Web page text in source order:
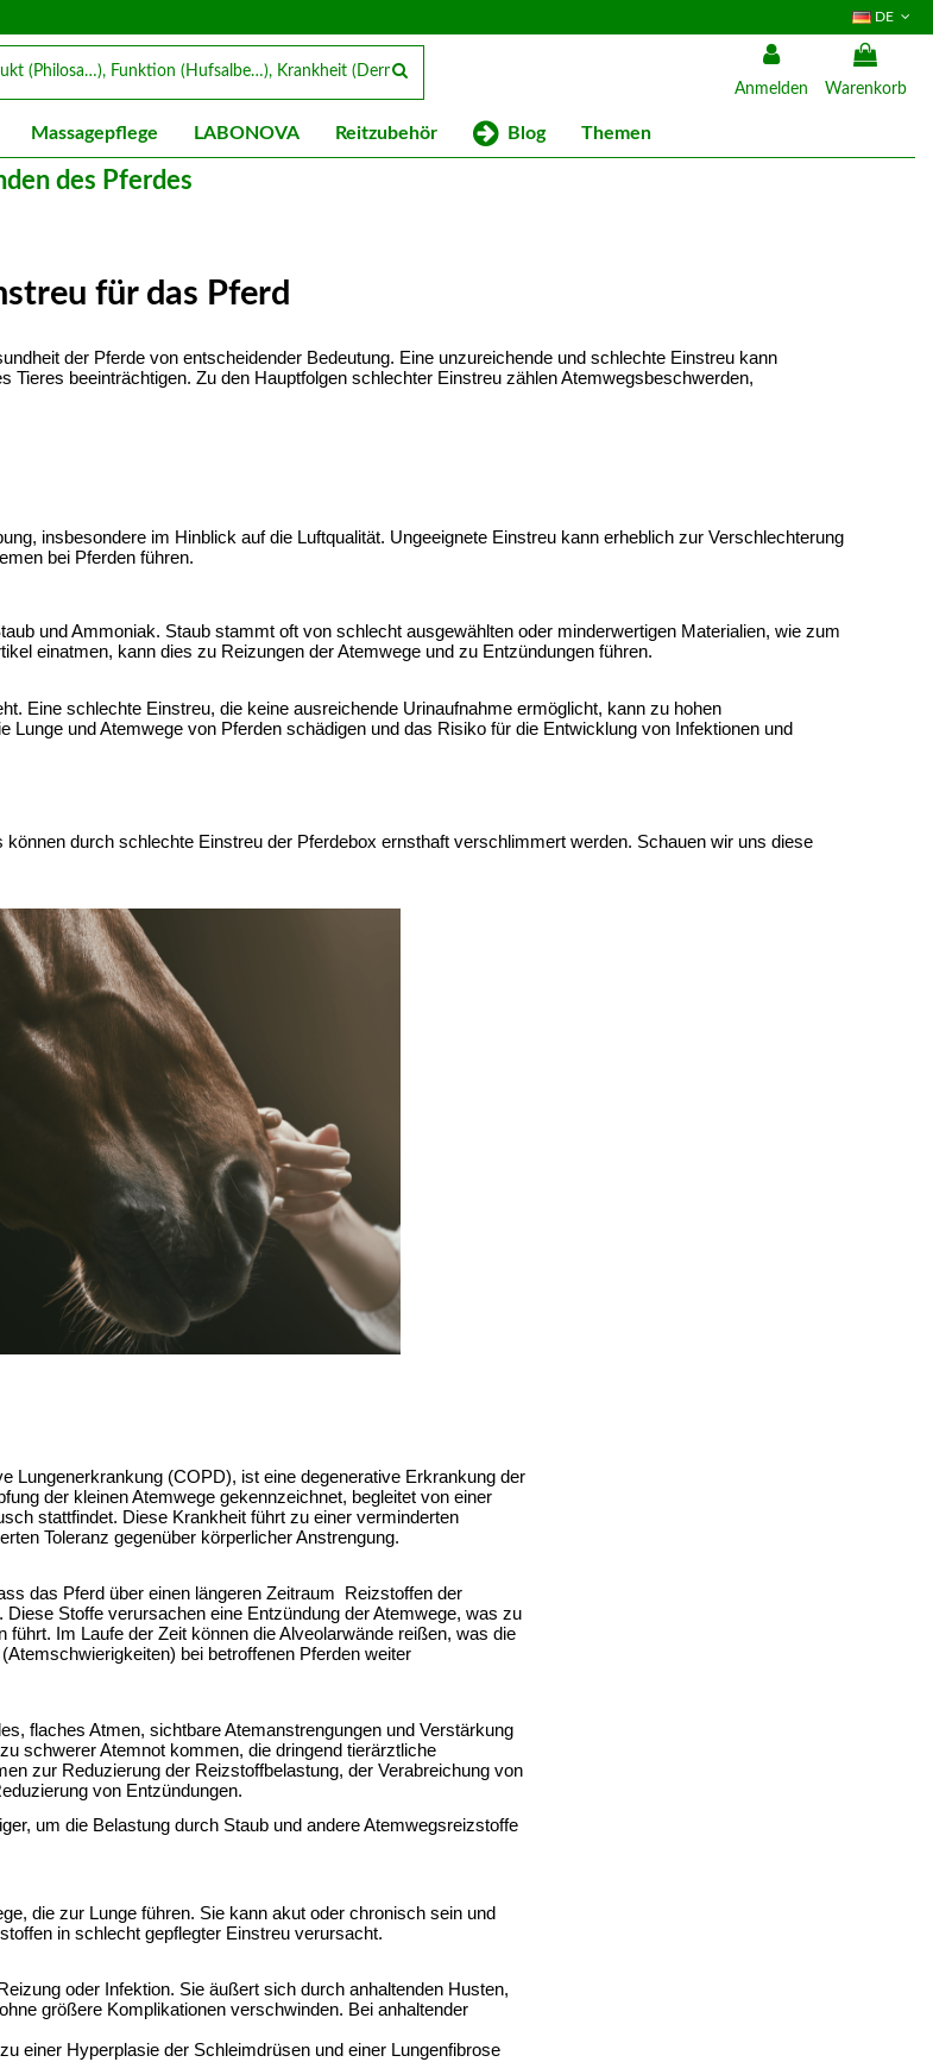
DE
Anmelden Warenkorb
Massagepflege LABONOVA Reitzubehör Blog Themen
des Pferdes
für das Pferd
der Pferde von entscheidender Bedeutung. Eine unzureichende und schlechte Einstreu kann
beeinträchtigen. Zu den Hauptfolgen schlechter Einstreu zählen Atemwegsbeschwerden,
insbesondere im Hinblick auf die Luftqualität. Ungeeignete Einstreu kann erheblich zur Verschlechterung
bei Pferden führen.
und Ammoniak. Staub stammt oft von schlecht ausgewählten oder minderwertigen Materialien, wie zum
einatmen, kann dies zu Reizungen der Atemwege und zu Entzündungen führen.
Eine schlechte Einstreu, die keine ausreichende Urinaufnahme ermöglicht, kann zu hohen
und Atemwege von Pferden schädigen und das Risiko für die Entwicklung von Infektionen und
durch schlechte Einstreu der Pferdebox ernsthaft verschlimmert werden. Schauen wir uns diese
Lungenerkrankung (COPD), ist eine degenerative Erkrankung der
der kleinen Atemwege gekennzeichnet, begleitet von einer
stattfindet. Diese Krankheit führt zu einer verminderten
Toleranz gegenüber körperlicher Anstrengung.
das Pferd über einen längeren Zeitraum  Reizstoffen der
Stoffe verursachen eine Entzündung der Atemwege, was zu
Im Laufe der Zeit können die Alveolarwände reißen, was die
bei betroffenen Pferden weiter
flaches Atmen, sichtbare Atemanstrengungen und Verstärkung
schwerer Atemnot kommen, die dringend tierärztliche
zur Reduzierung der Reizstoffbelastung, der Verabreichung von
von Entzündungen.
um die Belastung durch Staub und andere Atemwegsreizstoffe
die zur Lunge führen. Sie kann akut oder chronisch sein und
in schlecht gepflegter Einstreu verursacht.
oder Infektion. Sie äußert sich durch anhaltenden Husten,
größere Komplikationen verschwinden. Bei anhaltender
einer Hyperplasie der Schleimdrüsen und einer Lungenfibrose